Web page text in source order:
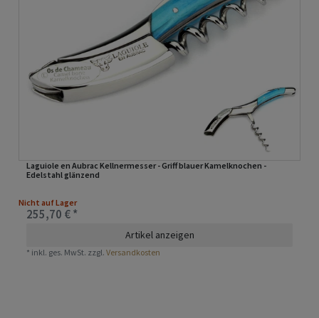
Laguiole en Aubrac Kellnermesser - Griff blauer Kamelknochen -
Edelstahl glänzend
Nicht auf Lager
255,70 € *
Artikel anzeigen
* inkl. ges. MwSt. zzgl.Versandkosten